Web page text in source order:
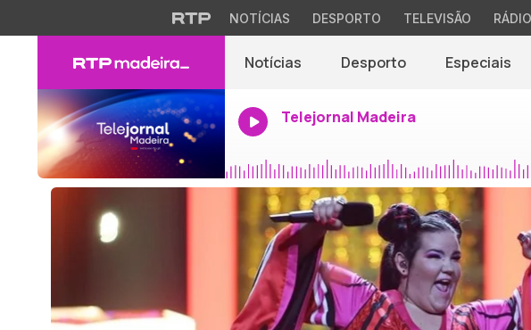
NOTÍCIAS DESPORTO TELEVISÃO RÁDIO
Notícias Desporto Especiais
Telejornal Madeira